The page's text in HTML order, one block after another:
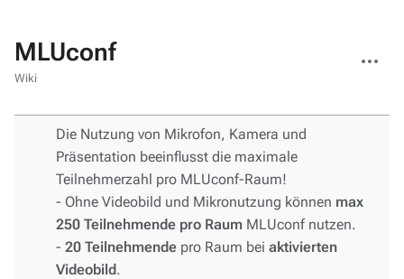
MLUconf
Wiki
Aktionen
Die Nutzung von Mikrofon, Kamera und
Präsentation beeinflusst die maximale
Teilnehmerzahl pro MLUconf-Raum!
- Ohne Videobild und Mikronutzung können max
250 Teilnehmende pro Raum MLUconf nutzen.
- 20 Teilnehmende pro Raum bei aktivierten
Videobild.